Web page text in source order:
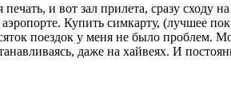
и вот зал прилета, сразу сходу
Купить симкарту, (лучшее
поездок у меня не было проблем.
даже на хайвеях. И